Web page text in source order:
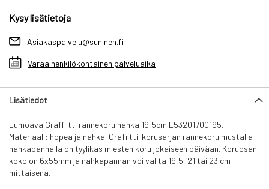
Kysy lisätietoja
Asiakaspalvelu@suninen.fi
Varaa henkilökohtainen palveluaika
Lisätiedot
Lumoava Graffiitti rannekoru nahka 19,5cm L53201700195.
Materiaali: hopea ja nahka. Grafiitti-korusarjan rannekoru mustalla
nahkapannalla on tyylikäs miesten koru jokaiseen päivään. Koruosan
koko on 6x55mm ja nahkapannan voi valita 19,5, 21 tai 23 cm
mittaisena.